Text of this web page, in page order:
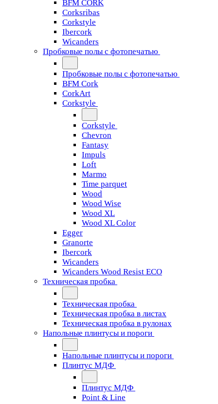
BFM CORK
Corksribas
Corkstyle
Ibercork
Wicanders
Пробковые полы с фотопечатью
Пробковые полы с фотопечатью
BFM Cork
CorkArt
Corkstyle
Corkstyle
Chevron
Fantasy
Impuls
Loft
Marmo
Time parquet
Wood
Wood Wise
Wood XL
Wood XL Color
Egger
Granorte
Ibercork
Wicanders
Wicanders Wood Resist ECO
Техническая пробка
Техническая пробка
Техническая пробка в листах
Техническая пробка в рулонах
Напольные плинтусы и пороги
Напольные плинтусы и пороги
Плинтус МДФ
Плинтус МДФ
Point & Line